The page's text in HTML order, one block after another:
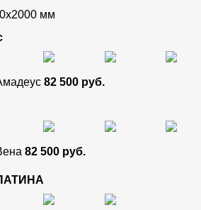
мм
82 500 руб.
82 500 руб.